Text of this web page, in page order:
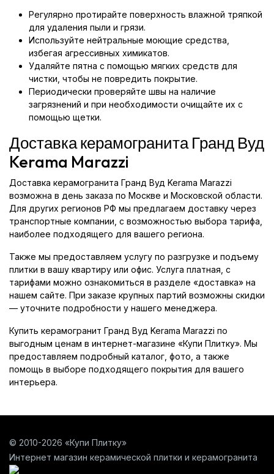
Регулярно протирайте поверхность влажной тряпкой
для удаления пыли и грязи.
Используйте нейтральные моющие средства,
избегая агрессивных химикатов.
Удаляйте пятна с помощью мягких средств для
чистки, чтобы не повредить покрытие.
Периодически проверяйте швы на наличие
загрязнений и при необходимости очищайте их с
помощью щетки.
Доставка керамогранита Гранд Вуд
Kerama Marazzi
Доставка керамогранита Гранд Вуд Kerama Marazzi
возможна в день заказа по Москве и Московской области.
Для других регионов РФ мы предлагаем доставку через
транспортные компании, с возможностью выбора тарифа,
наиболее подходящего для вашего региона.
Также мы предоставляем услугу по разгрузке и подъему
плитки в вашу квартиру или офис. Услуга платная, с
тарифами можно ознакомиться в разделе «доставка» на
нашем сайте. При заказе крупных партий возможны скидки
— уточните подробности у нашего менеджера.
Купить керамогранит Гранд Вуд Kerama Marazzi по
выгодным ценам в интернет-магазине «Купи Плитку». Мы
предоставляем подробный каталог, фото, а также
помощь в выборе подходящего покрытия для вашего
интерьера.
© 2010-2026 «Купи Плитку»
Интернет магазин керамической плитки и керамогранита